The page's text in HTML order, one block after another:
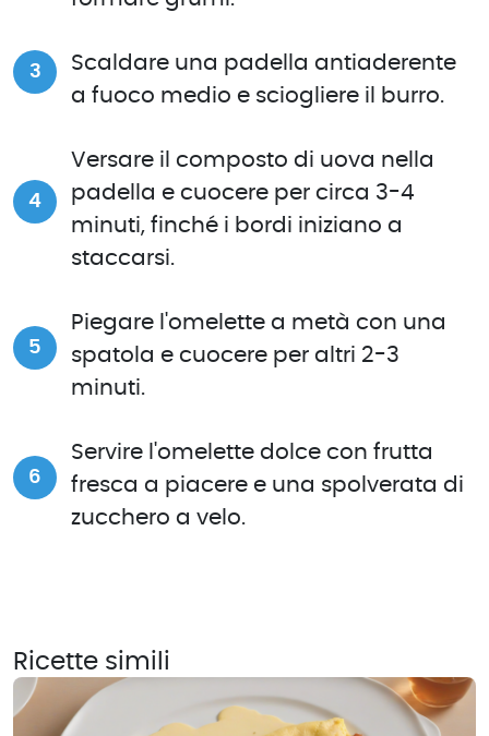
Scaldare una padella antiaderente
a fuoco medio e sciogliere il burro.
Versare il composto di uova nella
padella e cuocere per circa 3-4
minuti, finché i bordi iniziano a
staccarsi.
Piegare l'omelette a metà con una
spatola e cuocere per altri 2-3
minuti.
Servire l'omelette dolce con frutta
fresca a piacere e una spolverata di
zucchero a velo.
Ricette simili